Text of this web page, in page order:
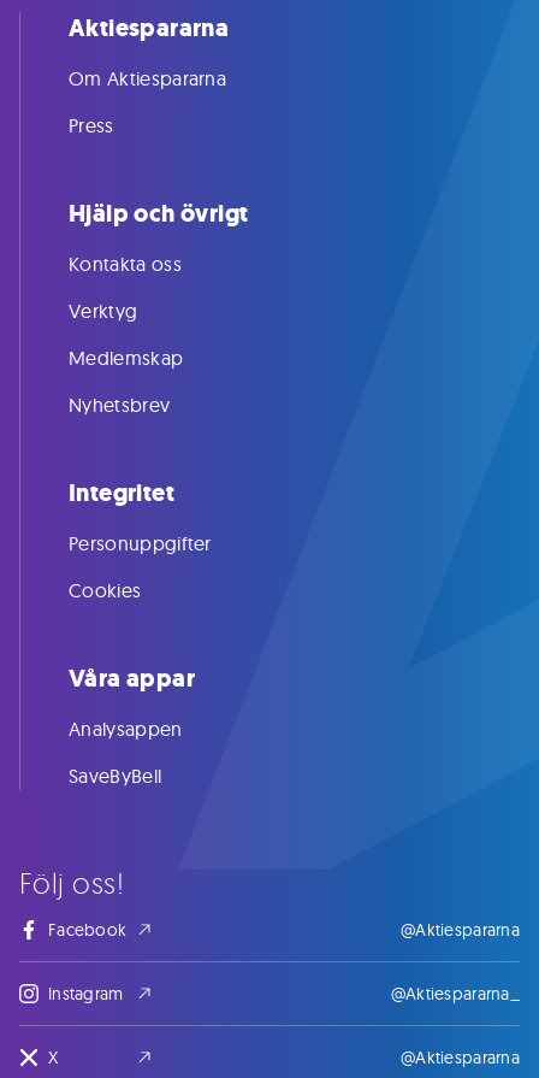
Följ oss!
Facebook @Aktiespararna
Instagram @Aktiespararna_
X @Aktiespararna
Aktiespararna
Om Aktiespararna
Press
Hjälp och övrigt
Kontakta oss
Verktyg
Medlemskap
Nyhetsbrev
Integritet
Personuppgifter
Cookies
Våra appar
Analysappen
SaveByBell